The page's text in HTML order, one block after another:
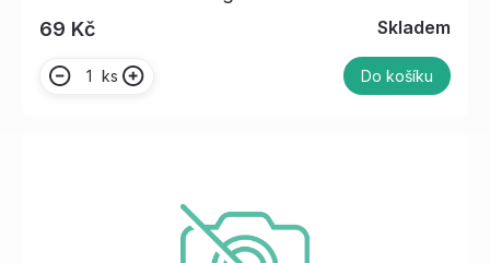
69 Kč
Skladem
ks Do košíku